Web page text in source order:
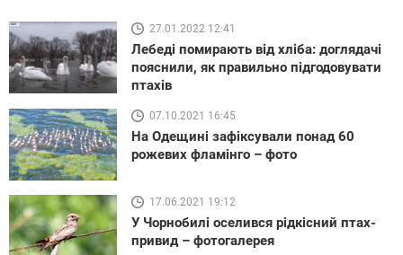
27.01.2022 12:41
Лебеді помирають від хліба: доглядачі
пояснили, як правильно підгодовувати
птахів
07.10.2021 16:45
На Одещині зафіксували понад 60
рожевих фламінго – фото
17.06.2021 19:12
У Чорнобилі оселився рідкісний птах-
привид – фотогалерея